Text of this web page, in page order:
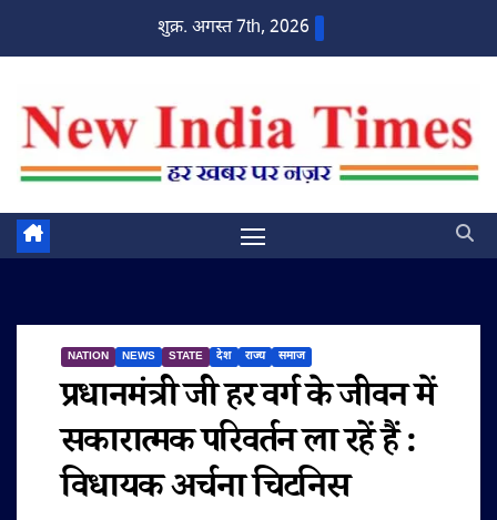
शुक्र. अगस्त 7th, 2026
NATION NEWS STATE देश राज्य समाज
प्रधानमंत्री जी हर वर्ग के जीवन में
सकारात्मक परिवर्तन ला रहें हैं :
विधायक अर्चना चिटनिस